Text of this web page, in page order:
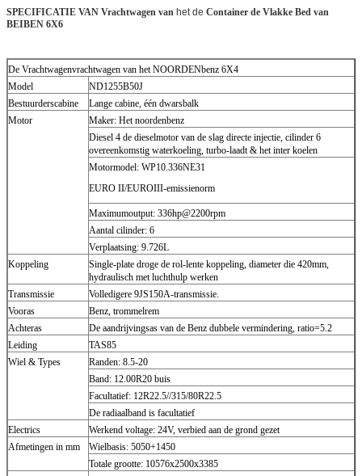
SPECIFICATIE VAN Vrachtwagen van het de Container de Vlakke Bed van
BEIBEN 6X6
De Vrachtwagenvrachtwagen van het NOORDENbenz 6X4
Model
ND1255B50J
Bestuurderscabine
Lange cabine, één dwarsbalk
Motor
Maker: Het noordenbenz
Diesel 4 de dieselmotor van de slag directe injectie, cilinder 6
overeenkomstig waterkoeling, turbo-laadt & het inter koelen
Motormodel: WP10.336NE31
EURO II/EUROIII-emissienorm
Maximumoutput: 336hp@2200rpm
Aantal cilinder: 6
Verplaatsing: 9.726L
Koppeling
Single-plate droge de rol-lente koppeling, diameter die 420mm,
hydraulisch met luchthulp werken
Transmissie
Volledigere 9JS150A-transmissie.
Vooras
Benz, trommelrem
Achteras
De aandrijvingsas van de Benz dubbele vermindering, ratio=5.2
Leiding
TAS85
Wiel & Types
Randen: 8.5-20
Band: 12.00R20 buis
Facultatief: 12R22.5//315/80R22.5
De radiaalband is facultatief
Electrics
Werkend voltage: 24V, verbied aan de grond gezet
Afmetingen in mm
Wielbasis: 5050+1450
Totale grootte: 10576x2500x3385